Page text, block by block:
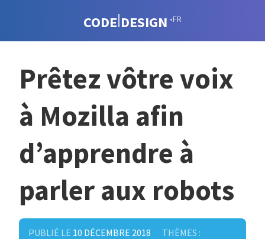
CODE DESIGN •FR
Prêtez vôtre voix
à Mozilla afin
d’apprendre à
parler aux robots
PUBLIÉ LE 10 DÉCEMBRE 2018
THÈMES :